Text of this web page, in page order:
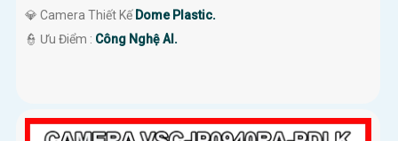
💎 Camera Thiết Kế Dome Plastic.
️👮 Ưu Điểm : Công Nghệ AI.